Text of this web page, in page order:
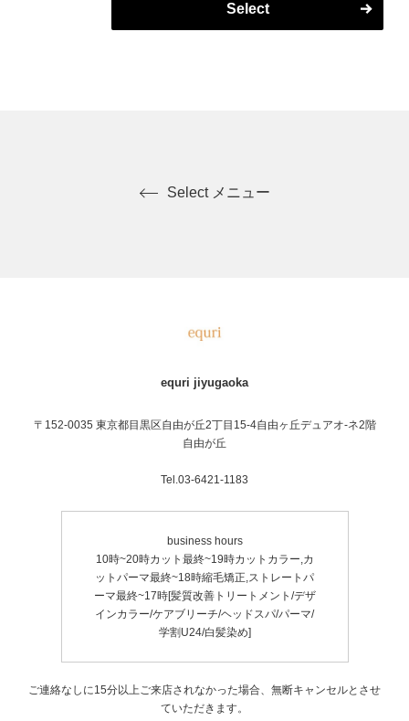
Select
Select メニュー
equri jiyugaoka
〒152-0035 東京都目黒区自由が丘2丁目15-4自由ヶ丘デュアオ-ネ2階
自由が丘
Tel.03-6421-1183
business hours
10時~20時カット最終~19時カットカラー,カ
ットパーマ最終~18時縮毛矯正,ストレートパ
ーマ最終~17時[髪質改善トリートメント/デザ
インカラー/ケアブリーチ/ヘッドスパ/パーマ/
学割U24/白髪染め]
ご連絡なしに15分以上ご来店されなかった場合、無断キャンセルとさせ
ていただきます。